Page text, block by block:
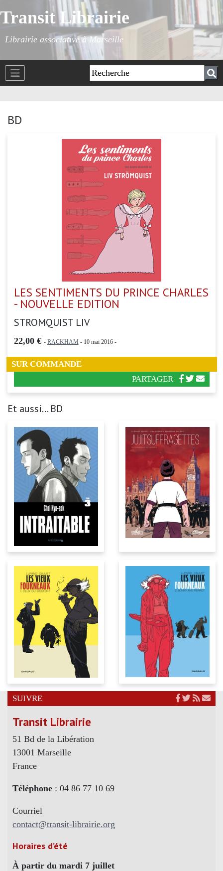
Transit Librairie
Librairie associative à Marseille
BD
LES SENTIMENTS DU PRINCE CHARLES
- NOUVELLE EDITION
STROMQUIST LIV
22,00 € - RACKHAM - 10 mai 2016 -
SUR COMMANDE
PARTAGER
Et aussi... BD
SUIVRE
Transit Librairie
51 Bd de la Libération
13001 Marseille
France
Téléphone : 04 86 77 10 69
Courriel
contact@transit-librairie.org
Horaires d’été
À partir du mardi 7 juillet